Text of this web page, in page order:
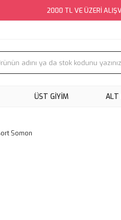
2000 TL VE ÜZERİ
ÜST GİYİM ALT